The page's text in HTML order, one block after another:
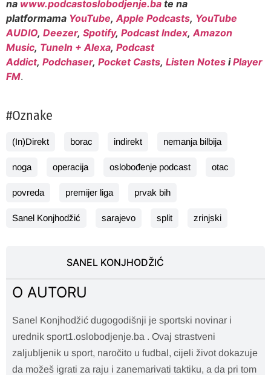
na www.podcastoslobodjenje.ba te na
platformama YouTube, Apple Podcasts, YouTube
AUDIO, Deezer, Spotify, Podcast Index, Amazon
Music, TuneIn + Alexa, Podcast
Addict, Podchaser, Pocket Casts, Listen Notes iPlayer
FM.
#Oznake
(In)Direkt borac indirekt nemanja bilbija
noga operacija oslobođenje podcast otac
povreda premijer liga prvak bih
Sanel Konjhodžić sarajevo split zrinjski
SANEL KONJHODŽIĆ
O AUTORU
Sanel Konjhodžić dugogodišnji je sportski novinar i
urednik sport1.oslobodjenje.ba . Ovaj strastveni
zaljubljenik u sport, naročito u fudbal, cijeli život dokazuje
da možeš igrati za raju i zanemarivati taktiku, a da pri tom